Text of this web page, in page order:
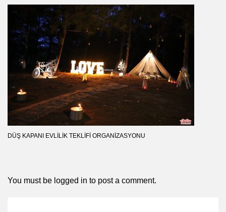
DÜŞ KAPANI EVLILIK TEKLIFI ORGANIZASYONU
You must be logged in to post a comment.